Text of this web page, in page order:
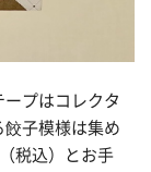
プはコレクタ
子模様は集め
税込）とお手